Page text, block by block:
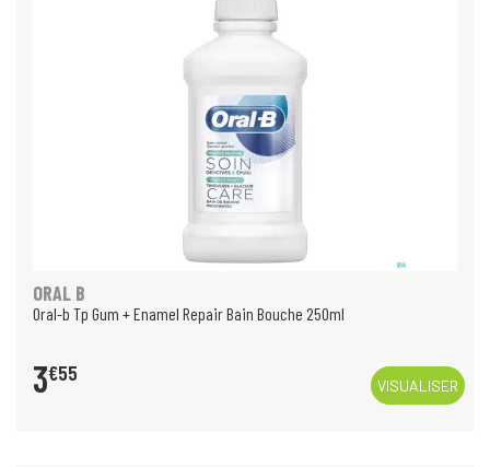
ORAL B
Oral-b Tp Gum + Enamel Repair Bain Bouche 250ml
3€55
VISUALISER